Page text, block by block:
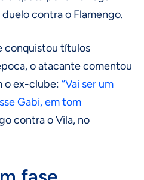
contra o Flamengo.
conquistou títulos
o atacante comentou
o ex-clube: “Vai ser um
Gabi, em tom
contra o Vila, no